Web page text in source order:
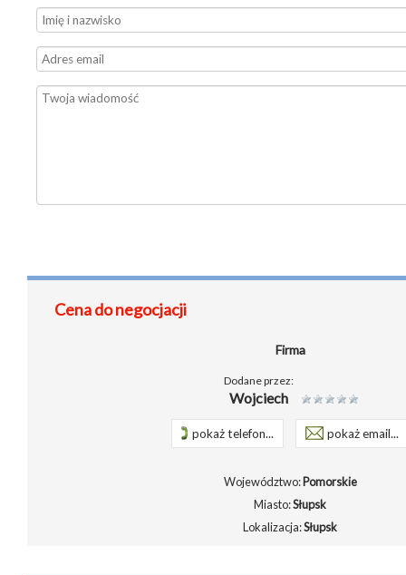
Cena do negocjacji
Firma
Dodane przez:
Wojciech
pokaż telefon... pokaż email...
Województwo:Pomorskie
Miasto:Słupsk
Lokalizacja:Słupsk